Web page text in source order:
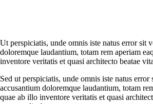
Ut perspiciatis, unde omnis iste natus error sit
doloremque laudantium, totam rem aperiam
inventore veritatis et quasi architecto beatae
Sed ut perspiciatis, unde omnis iste natus error
accusantium doloremque laudantium, totam
quae ab illo inventore veritatis et quasi